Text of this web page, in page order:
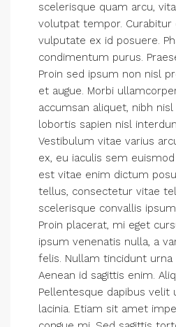
scelerisque quam arcu,
volutpat tempor. Curabitur
vulputate ex id posuere.
condimentum purus.
Proin sed ipsum non nisl
et augue. Morbi
accumsan aliquet, nibh
lobortis sapien nisl
Vestibulum vitae varius
ex, eu iaculis sem
est vitae enim dictum
tellus, consectetur vitae
scelerisque convallis
Proin placerat, mi eget
ipsum venenatis nulla, a
felis. Nullam tincidunt urna
Aenean id sagittis enim.
Pellentesque dapibus
lacinia. Etiam sit amet